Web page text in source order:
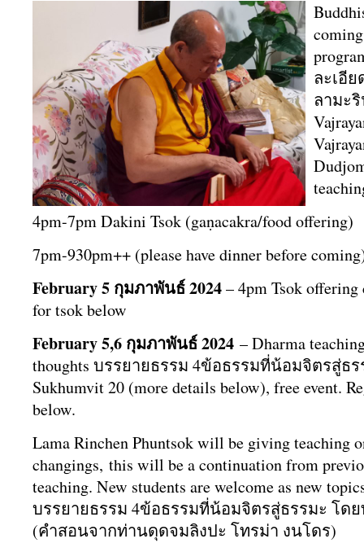
ละเอี
ลามะ
4pm-7pm Dakini Tsok (gaṇacakra/food offering)
7pm-930pm++ (please have dinner before
February 5 กุมภาพันธ์​ 2024– 4pm Tsok
for tsok below
February 5,6 กุมภาพันธ์​ 2024 – Dharma
thoughts บรรยายธรรม 4ข้อธรรมที่น้อมจิตรสู่ธร
Sukhumvit 20 (more details below), free event.
below.
Lama Rinchen Phuntsok will be giving teaching
changings, this will be a continuation from
teaching. New students are welcome as new
บรรยายธรรม 4ข้อธรรมที่น้อมจิตรสู่ธรรมะ โด
(คำสอนจากท่านดุดจมลิงปะ โทรม่า งนโดร)